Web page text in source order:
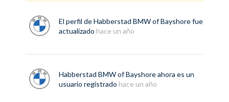
El perfil deHabberstad BMW of Bayshorefue
actualizado hace un año
Habberstad BMW of Bayshoreahora es un
usuario registrado hace un año